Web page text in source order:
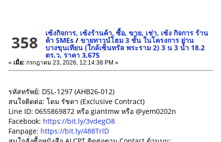
358 เซ้งกิจการ, เซ้งร้านค้า, ซื้อ, ขาย, เช่า, เซ้ง กิจการ ร้าน
ค้า SMEs /ขายทาวน์โฮม 3 ชั้น ในโครงการ ย่าน
บางขุนเทียน (ใกล้เซ็นทรัล พระราม 2) 3 น 3 น้ำ 18.2
ตร.ว. ราคา 3,675
« เมื่อ: กรกฎาคม 23, 2026, 12:14:38 PM »
รหัสทรัพย์: DSL-1297 (AHB26-012)
สนใจติดต่อ: โดม รัชดา (Exclusive Contract)
Line ID: 0655869872 หรือ giantmw หรือ @yem0202n
Facebook: https://bit.ly/3vdegO8
Fanpage: https://bit.ly/488TrlD